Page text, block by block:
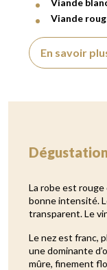
Viande
Viande
En savoir
La robe est
bonne intensité.
transparent. Le
Le nez est franc,
une dominante
mûre, finement